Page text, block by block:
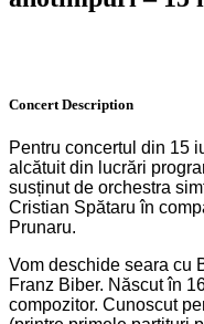
Concert Description
Pentru concertul din 15
alcătuit din lucrări
susținut de orchestra
Cristian Spătaru în
Prunaru.
Vom deschide seara cu
Franz Biber. Născut în
compozitor. Cunoscut